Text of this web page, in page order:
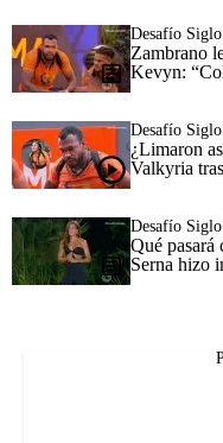
Desafío
Zambrano
Kevyn:
Desafío
¿Limaron
Valkyria
Desafío
Qué
Serna hizo